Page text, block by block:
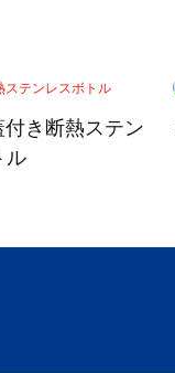
き断熱ステン
ル